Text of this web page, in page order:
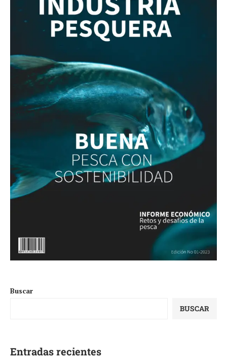
Buscar
BUSCAR
Entradas recientes